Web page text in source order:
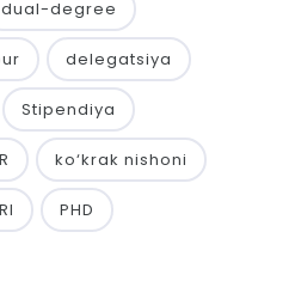
dual-degree
delegatsiya
Stipendiya
ko‘krak nishoni
PHD